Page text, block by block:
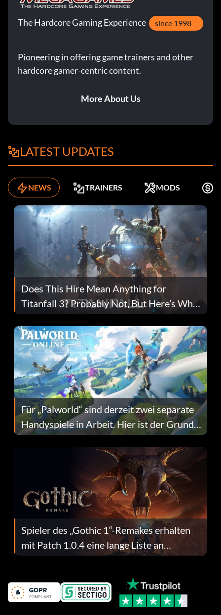
The Hardcore Gaming Experience since 1998
Pioneering in offering game trainers and other
hardcore gamer-centric content.
More About Us
LATEST UPDATES
NEWS TRAINERS MODS
Does This Hire Mean Anything for
Titanfall 3? Probably Not, But Here’s Why
Fans Are Hopeful
Für „Palworld“ sind derzeit zwei separate
Handyspiele in Arbeit. Hier ist der Grund
dafür.
Spieler des „Gothic 1“-Remakes erhalten
mit Patch 1.0.4 eine lange Liste an
Fehlerbehebungen